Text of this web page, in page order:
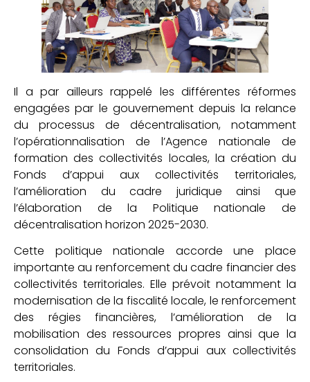
Il a par ailleurs rappelé les différentes réformes
engagées par le gouvernement depuis la relance
du processus de décentralisation, notamment
l’opérationnalisation de l’Agence nationale de
formation des collectivités locales, la création du
Fonds d’appui aux collectivités territoriales,
l’amélioration du cadre juridique ainsi que
l’élaboration de la Politique nationale de
décentralisation horizon 2025-2030.
Cette politique nationale accorde une place
importante au renforcement du cadre financier des
collectivités territoriales. Elle prévoit notamment la
modernisation de la fiscalité locale, le renforcement
des régies financières, l’amélioration de la
mobilisation des ressources propres ainsi que la
consolidation du Fonds d’appui aux collectivités
territoriales.